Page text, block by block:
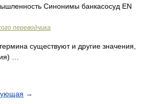
Синонимы банкасосуд EN
переводчика
существуют и другие значения,
…
→